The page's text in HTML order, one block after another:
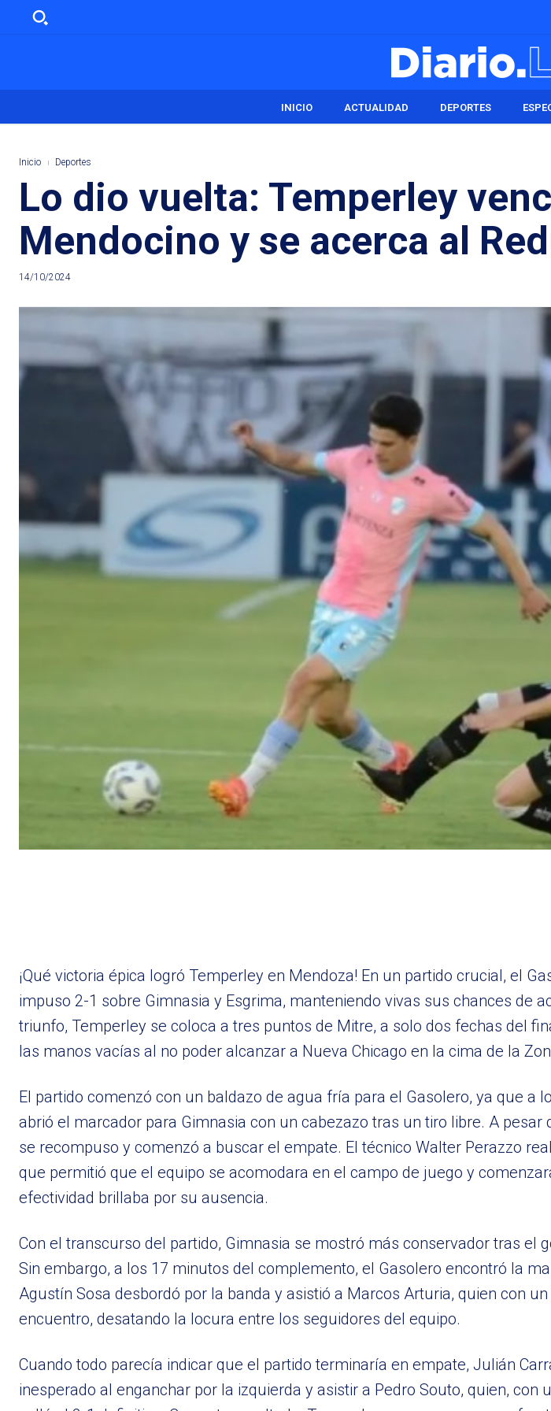
INICIO ACTUALIDAD DEPORTES
Inicio Deportes
Lo dio vuelta: Temperley
Mendocino y se acerca al
14/10/2024
¡Qué victoria épica logró Temperley en Mendoza! En un partido crucial, el
impuso 2-1 sobre Gimnasia y Esgrima, manteniendo vivas sus chances de
triunfo, Temperley se coloca a tres puntos de Mitre, a solo dos fechas del
las manos vacías al no poder alcanzar a Nueva Chicago en la cima de la
El partido comenzó con un baldazo de agua fría para el Gasolero, ya que a
abrió el marcador para Gimnasia con un cabezazo tras un tiro libre. A
se recompuso y comenzó a buscar el empate. El técnico Walter Perazzo
que permitió que el equipo se acomodara en el campo de juego y
efectividad brillaba por su ausencia.
Con el transcurso del partido, Gimnasia se mostró más conservador tras el
Sin embargo, a los 17 minutos del complemento, el Gasolero encontró la
Agustín Sosa desbordó por la banda y asistió a Marcos Arturia, quien con
encuentro, desatando la locura entre los seguidores del equipo.
Cuando todo parecía indicar que el partido terminaría en empate, Julián
inesperado al enganchar por la izquierda y asistir a Pedro Souto, quien, con